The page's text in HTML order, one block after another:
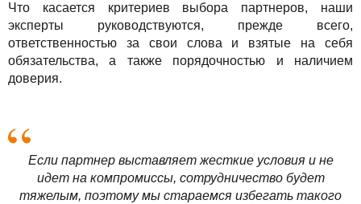
Что касается критериев выбора партнеров, наши
эксперты руководствуются, прежде всего,
ответственностью за свои слова и взятые на себя
обязательства, а также порядочностью и наличием
доверия.
Если партнер выставляет жесткие условия и не
идет на компромиссы, сотрудничество будет
тяжелым, поэтому мы стараемся избегать такого